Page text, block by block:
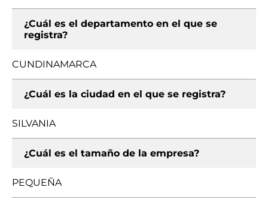
¿Cuál es el departamento en el que se
registra?
CUNDINAMARCA
¿Cuál es la ciudad en el que se registra?
SILVANIA
¿Cuál es el tamaño de la empresa?
PEQUEÑA